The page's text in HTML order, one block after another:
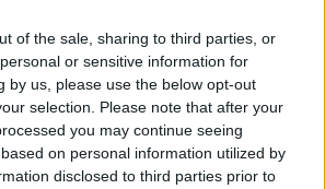
of the sale, sharing to third parties, or
or sensitive information for
by us, please use the below opt-out
selection. Please note that after your
you may continue seeing
on personal information utilized by
disclosed to third parties prior to